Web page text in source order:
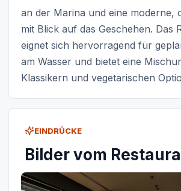
an der Marina und eine moderne,
mit Blick auf das Geschehen. Das
eignet sich hervorragend für
am Wasser und bietet eine
Klassikern und vegetarischen
EINDRÜCKE
Bilder vom